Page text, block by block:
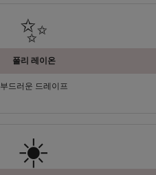
✨
폴리 레이온
부드러운 드레이프
☀️